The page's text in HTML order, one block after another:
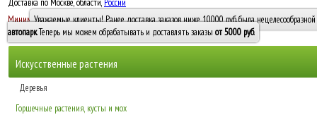
Минимальный заказ -10 0005000 руб.
Уважаемые клиенты! Ранее доставка заказов ниже 10000 руб. была
автопарк. Теперь мы можем обрабатывать и доставлять заказы от 5000 руб.
Искусственные растения
Деревья
Бамбуки
Горшечные растения, кусты и мох